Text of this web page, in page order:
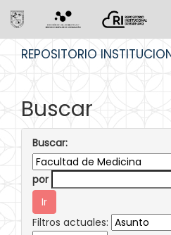
REPOSITORIO
Buscar
Buscar:
por
Filtros actuales: